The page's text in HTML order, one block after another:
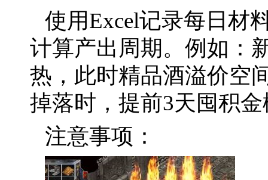
使用Excel记录每日材
计算产出周期。例如：
热，此时精品酒溢价空
掉落时，提前3天囤积
注意事项：